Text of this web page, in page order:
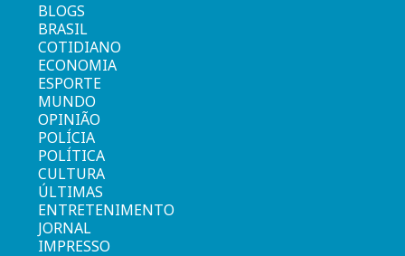
BLOGS
BRASIL
COTIDIANO
ECONOMIA
ESPORTE
MUNDO
OPINIÃO
POLÍCIA
POLÍTICA
CULTURA
ÚLTIMAS
ENTRETENIMENTO
JORNAL
IMPRESSO